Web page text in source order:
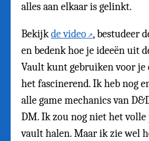
alles aan elkaar is gelinkt.
Bekijkde video , bestudeer
en bedenk hoe je ideeën uit
Vault kunt gebruiken voor je
het fascinerend. Ik heb nog
alle game mechanics van
DM. Ik zou nog niet het volle
vault halen. Maar ik zie wel